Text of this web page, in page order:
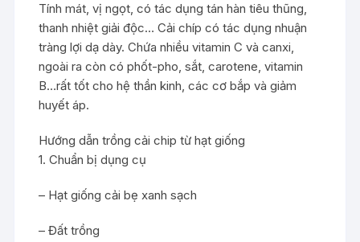
Tính mát, vị ngọt, có tác dụng tán hàn tiêu thũng,
thanh nhiệt giải độc… Cải chíp có tác dụng nhuận
tràng lợi dạ dày. Chứa nhiều vitamin C và canxi,
ngoài ra còn có phốt-pho, sắt, carotene, vitamin
B…rất tốt cho hệ thần kinh, các cơ bắp và giảm
huyết áp.
Hướng dẫn trồng cải chip từ hạt giống
1. Chuẩn bị dụng cụ
– Hạt giống cải bẹ xanh sạch
– Đất trồng